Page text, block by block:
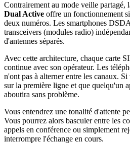
Contrairement au mode veille partagé,
Dual Active offre un fonctionnement
deux numéros. Les smartphones
transceivers (modules radio)
d'antennes séparés.
Avec cette architecture, chaque carte
continue avec son opérateur. Les
n'ont pas à alterner entre les canaux.
sur la première ligne et que quelqu'un
aboutira sans problème.
Vous entendrez une tonalité d'attente
Vous pourrez alors basculer entre les
appels en conférence ou simplement
interrompre l'échange en cours.